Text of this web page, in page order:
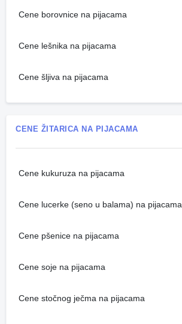
Cene borovnice na pijacama
Cene lešnika na pijacama
Cene šljiva na pijacama
CENE ŽITARICA NA PIJACAMA
Cene kukuruza na pijacama
Cene lucerke (seno u balama) na pijacama
Cene pšenice na pijacama
Cene soje na pijacama
Cene stočnog ječma na pijacama